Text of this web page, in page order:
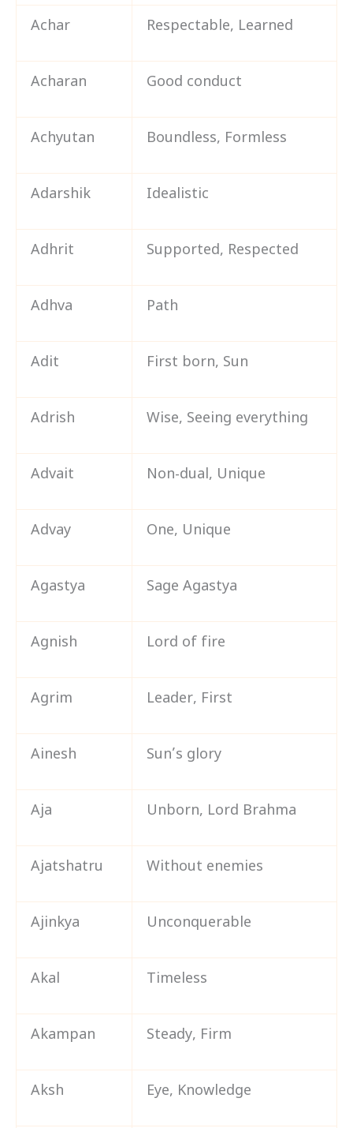
Achar Respectable, Learned
Acharan Good conduct
Achyutan Boundless, Formless
Adarshik Idealistic
Adhrit Supported, Respected
Adhva Path
Adit First born, Sun
Adrish Wise, Seeing everything
Advait Non-dual, Unique
Advay One, Unique
Agastya Sage Agastya
Agnish Lord of fire
Agrim Leader, First
Ainesh Sun’s glory
Aja Unborn, Lord Brahma
Ajatshatru Without enemies
Ajinkya Unconquerable
Akal Timeless
Akampan Steady, Firm
Aksh Eye, Knowledge